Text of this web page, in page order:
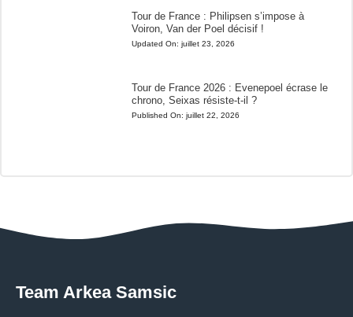
Tour de France : Philipsen s’impose à
Voiron, Van der Poel décisif !
Updated On: juillet 23, 2026
Tour de France 2026 : Evenepoel écrase le
chrono, Seixas résiste-t-il ?
Published On: juillet 22, 2026
Team Arkea Samsic